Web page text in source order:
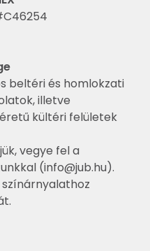
beltéri és homlokzati
illetve
kültéri felületek
vegye fel a
(info@jub.hu).